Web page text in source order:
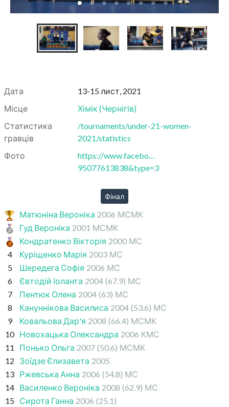
Дата
13-15 лист, 2021
Місце
Хімік (Чернігів)
Статистика
гравців
/tournaments/under-21-women-
2021/statistics
Фото
https://www.facebo…
95077613838&type=3
Фінал
Матюніна Вероніка 2006 МСМК
Гуд Вероніка 2001 МСМК
Кондратенко Вікторія 2000 МС
4
Куріщенко Марія 2003 МС
5
Шередега Софія 2006 МС
6
Євтодій Іоланта 2004 (67.9) МС
7
Пентюк Олена 2004 (63) МС
8
Кануннікова Василиса 2004 (53.6) МС
9
Ковальова Дар'я 2008 (66.4) МСМК
10 Новохацька Олександра 2006 КМС
11
Понько Ольга 2007 (50.6) МСМК
12
Зоїдзе Єлизавета 2005
13 Ржевська Анна 2006 (54.8) МС
14 Василенко Вероніка 2008 (62.9) МС
15 Сирота Ганна 2006 (25.1)